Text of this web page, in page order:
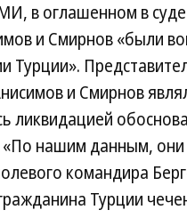
в оглашенном в
и Смирнов «были
Турции».
и Смирнов
ликвидацией
«По нашим данным,
командира
Турции